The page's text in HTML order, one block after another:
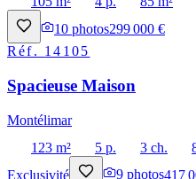
10 photos299 000 €
Réf. 14105
Spacieuse Maison
Montélimar
123 m²
5 p. 3 ch.
Exclusivité
9 photos417